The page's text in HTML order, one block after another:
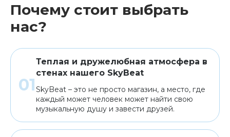
Почему стоит выбрать
нас?
Теплая и дружелюбная атмосфера в
стенах нашего SkyBeat
SkyBeat – это не просто магазин, а место, где
каждый может человек может найти свою
музыкальную душу и завести друзей.